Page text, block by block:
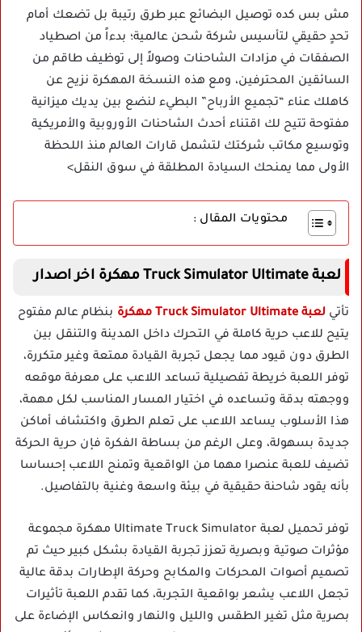
مش بس كده توصيل البضائع عبر طرق رتيبة بل تضعك أمام
تحدٍ حقيقي لتأسيس شركة شحن عالمية؛ بدءاً من اصطياد
الصفقات في مزادات الشاحنات وصولاً إلى توظيف طاقم من
السائقين المحترفين، ومع هذه النسخة المهكرة نزيح عن
كاهلك عناء “تجميع الأرباح” البطيء لنضع بين يديك ميزانية
مفتوحة تتيح لك اقتناء أحدث الشاحنات الأوروبية والأمريكية
وتوسيع مكاتب شركتك لتشمل قارات العالم منذ اللحظة
الأولى مما يمنحك السيادة المطلقة في سوق النقل>
محتويات المقال :
لعبة Truck Simulator Ultimate مهكرة اخر اصدار
تأتي لعبة Truck Simulator Ultimate مهكرة
بنظام عالم مفتوح
يتيح للاعب حرية كاملة في التحرك داخل المدينة والتنقل بين
الطرق دون قيود مما يجعل تجربة القيادة ممتعة وغير متكررة،
توفر اللعبة خريطة تفصيلية تساعد اللاعب على معرفة موقعه
ووجهته بدقة وتساعده في اختيار المسار المناسب لكل مهمة،
هذا الأسلوب يساعد اللاعب على تعلم الطرق واكتشاف أماكن
جديدة بسهولة، وعلى الرغم من بساطة الفكرة فإن حرية الحركة
تضيف للعبة عنصرا مهما من الواقعية وتمنح اللاعب إحساسا
بأنه يقود شاحنة حقيقية في بيئة واسعة وغنية بالتفاصيل.
توفر تحميل لعبة Ultimate Truck Simulator مهكرة مجموعة
مؤثرات صوتية وبصرية تعزز تجربة القيادة بشكل كبير حيث تم
تصميم أصوات المحركات والمكابح وحركة الإطارات بدقة عالية
تجعل اللاعب يشعر بواقعية التجربة، كما تقدم اللعبة تأثيرات
بصرية مثل تغير الطقس والليل والنهار وانعكاس الإضاءة على